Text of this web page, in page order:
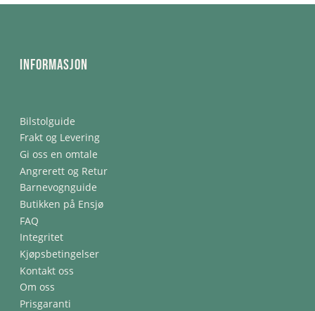
Informasjon
Bilstolguide
Frakt og Levering
Gi oss en omtale
Angrerett og Retur
Barnevognguide
Butikken på Ensjø
FAQ
Integritet
Kjøpsbetingelser
Kontakt oss
Om oss
Prisgaranti